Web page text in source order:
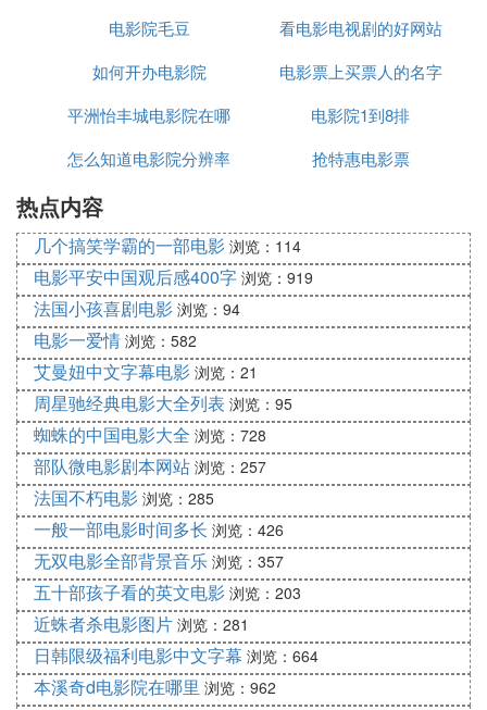
其实阳台的冒险指数比餐厅餐桌小，比剧院最后一排
低。半夜，以万家灯光为背景，爱情就够浪漫了！
车震让很多情侣和情侣重获性激情。车震给我们带来
了更多的新鲜感，但是车震的时候最好把车停在人烟
稀少的地方或者车库的角落，以免来来往往的人影响
你集中精力做爱。如果你是一个不太安全的人，最好
不要把车停在离公路近的地方，否则车会让你很不
安。
6、野外
在人烟稀少的野外，几乎要被发现的刺激，以及以天
为被的平静，怎么能不叫淑女花容失色呢？野战时要
多准备衣服，或者以野餐的形式进行，否则一旦有人
接近，你连什么都没有。
7.无摄像头电梯
电梯之所以被选为场景对象，是因为它具有隐私和开
放的双重性质，这也是女士们兴奋的动力。在电梯里
做爱时，你必须选择没有摄像头的。
8、游泳池
游泳池是用来游泳的，但为什么你不能在里面做爱
呢？但我不能想。一想到这一点，女士们就开始脸
红，尽管她们想拒绝欢迎。
如果你真的有这样的机会，最好带几件衣服，以免别
人突然闯入你，什么也不掩饰。做更多的事先准备，
比如前戏，不要因为缺乏条件而死于性爱；也使用更
网站大全
电影院毛豆
看电影电视剧的好网站
快播
如何开办电影院
电影票上买票人的名字
吗
平洲怡丰城电影院在哪
里
电影院1到8排
怎么知道电影院分辨率
抢特惠电影票
热点内容
几个搞笑学霸的一部电影 浏览：114
电影平安中国观后感400字 浏览：919
法国小孩喜剧电影 浏览：94
电影一爱情 浏览：582
艾曼妞中文字幕电影 浏览：21
周星驰经典电影大全列表 浏览：95
蜘蛛的中国电影大全 浏览：728
部队微电影剧本网站 浏览：257
法国不朽电影 浏览：285
一般一部电影时间多长 浏览：426
无双电影全部背景音乐 浏览：357
五十部孩子看的英文电影 浏览：203
近蛛者杀电影图片 浏览：281
日韩限级福利电影中文字幕 浏览：664
本溪奇d电影院在哪里 浏览：962